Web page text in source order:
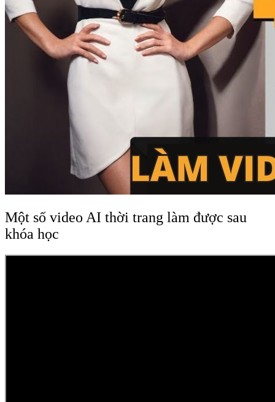
Một số video AI thời trang làm được sau
khóa học